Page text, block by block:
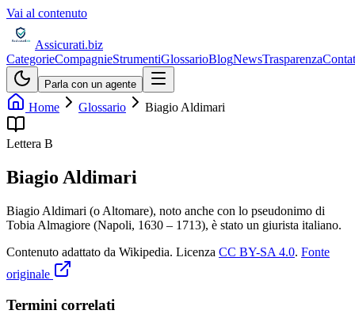
Vai al contenuto
Assicurati.biz
CategorieCompagnieStrumentiGlossarioBlogNewsTrasparenza
Parla con un agente
Home Glossario Biagio Aldimari
Lettera B
Biagio Aldimari
Biagio Aldimari (o Altomare), noto anche con lo pseudonimo di
Tobia Almagiore (Napoli, 1630 – 1713), è stato un giurista italiano.
Contenuto adattato da Wikipedia. Licenza CC BY-SA 4.0. Fonte
originale
Termini correlati